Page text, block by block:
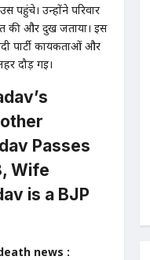
पहुंचे। उन्होंने परिवार
की और दुख जताया। इस
पार्टी कार्यकर्ताओं और
दौड़ गई।
Passes
Wife
is a BJP
news :